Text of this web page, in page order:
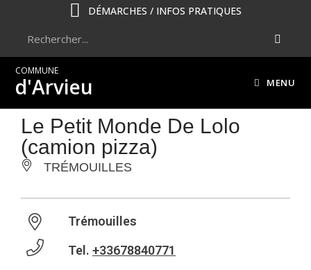
DÉMARCHES / INFOS PRATIQUES
COMMUNE
d'Arvieu MENU
Le Petit Monde De Lolo
(camion pizza)
TRÉMOUILLES
Trémouilles
Tel. +33678840771